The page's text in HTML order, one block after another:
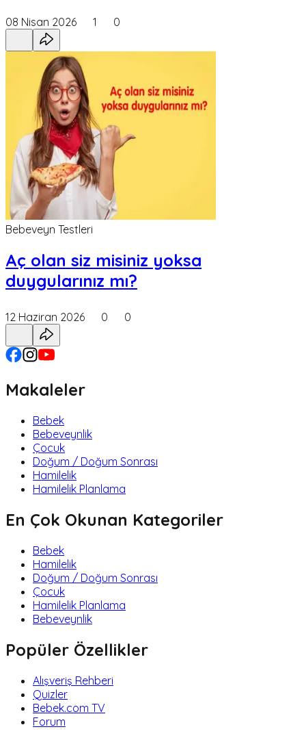
08 Nisan 2026 1 0
Bebeveyn Testleri
Aç olan siz misiniz yoksa
duygularınız mı?
12 Haziran 2026 0 0
Makaleler
Bebek
Bebeveynlik
Çocuk
Doğum / Doğum Sonrası
Hamilelik
Hamilelik Planlama
En Çok Okunan Kategoriler
Bebek
Hamilelik
Doğum / Doğum Sonrası
Çocuk
Hamilelik Planlama
Bebeveynlik
Popüler Özellikler
Alışveriş Rehberi
Quizler
Bebek.com TV
Forum